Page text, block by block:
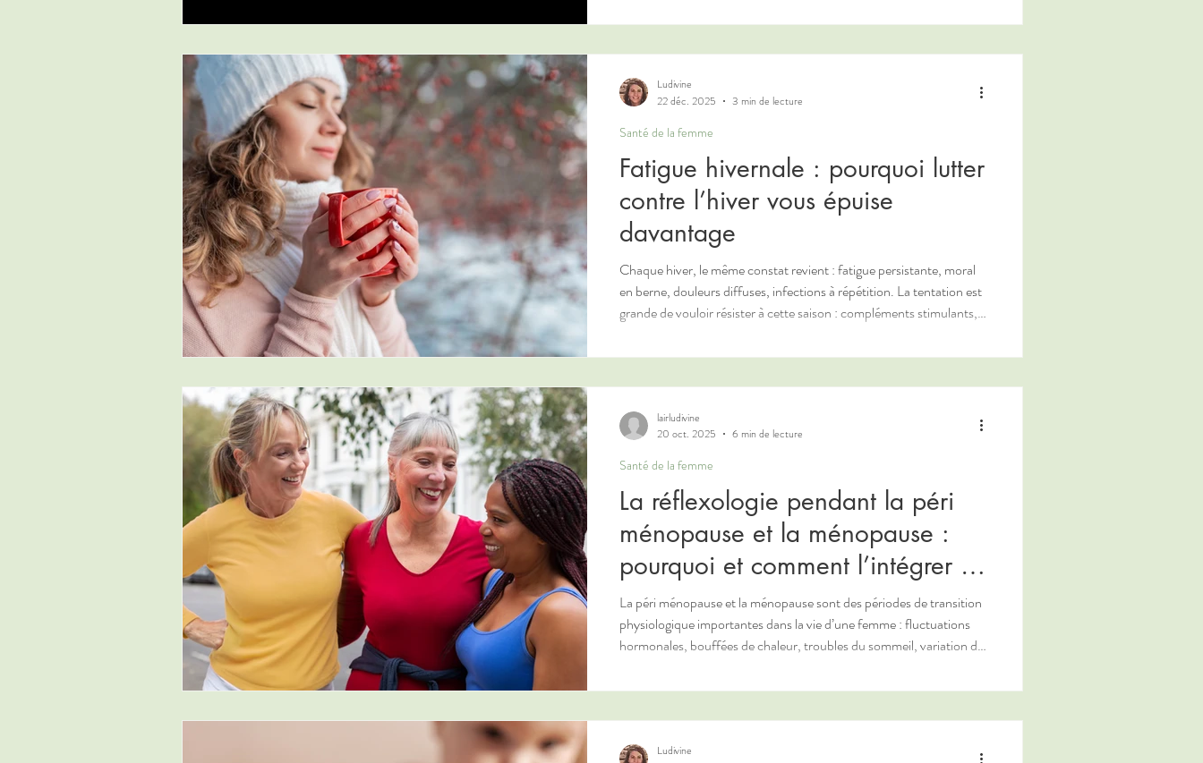
système digestif et le système nerveux central. Cette relation étroite
Fatigue hivernale : pourquoi lutter
contre l’hiver vous épuise
davantage
Chaque hiver, le même constat revient : fatigue persistante, moral
en berne, douleurs diffuses, infections à répétition. La tentation est
grande de vouloir résister à cette saison : compléments stimulants,
contre l’hiver était précisément ce qui nous épuise ?
Santé de la femme
Ludivine
22 déc. 2025
3 min de lecture
La réflexologie pendant la péri
ménopause et la ménopause :
pourquoi et comment l’intégrer à
un accompagnement global
La péri ménopause et la ménopause sont des périodes de transition
physiologique importantes dans la vie d’une femme : fluctuations
hormonales, bouffées de chaleur, troubles du sommeil, variation de
douleurs articulaires ou perte de densité osseuse ... Face à ces
Santé de la femme
lairludivine
20 oct. 2025
6 min de lecture
Ludivine